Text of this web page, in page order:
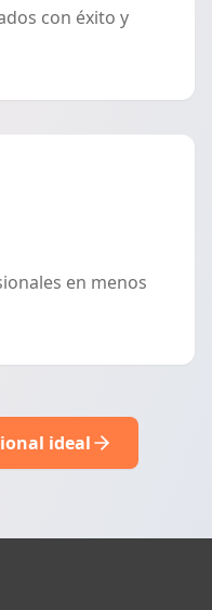
con éxito y
en menos
ideal